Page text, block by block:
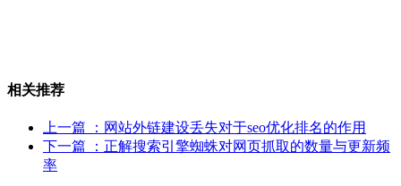
相关推荐
上一篇
：网站外链建设丢失对于seo优化排名的作用
下一篇
：正解搜索引擎蜘蛛对网页抓取的数量与更新频
率